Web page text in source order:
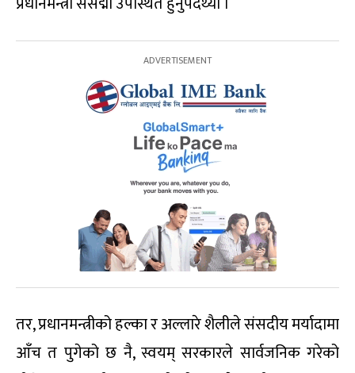
तर, प्रधानमन्त्रीको हल्का र अल्लारे शैलीले संसदीय मर्यादामा
आँच त पुगेको छ नै, स्वयम् सरकारले सार्वजनिक गरेको